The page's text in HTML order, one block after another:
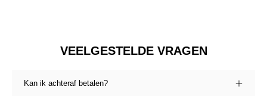
VEELGESTELDE VRAGEN
Kan ik achteraf betalen?